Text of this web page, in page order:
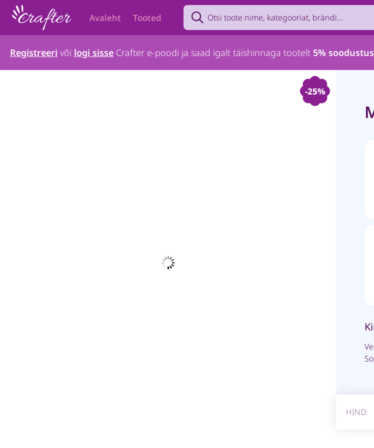
Avaleht Tooted
Search product by name, brand, category...
Registreeri või logi sisse Crafter e-poodi ja saad igalt täishinnaga tootelt 5%
-25%
HIND: